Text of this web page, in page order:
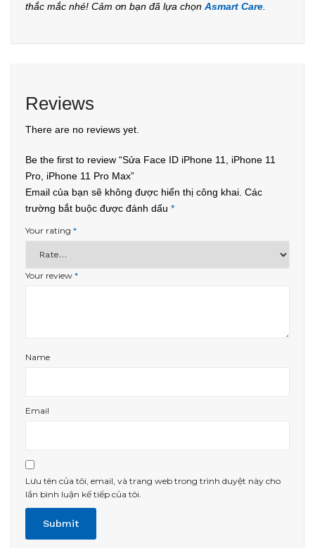
thắc mắc nhé! Cảm ơn bạn đã lựa chọn Asmart Care
Reviews
There are no reviews yet.
Be the first to review “Sửa Face ID iPhone 11, iPhone 11
Pro, iPhone 11 Pro Max”
Email của bạn sẽ không được hiển thị công khai. Các
trường bắt buộc được đánh dấu *
Your rating *
Your review *
Name
Email
Lưu tên của tôi, email, và trang web trong trình duyệt này cho
lần bình luận kế tiếp của tôi.